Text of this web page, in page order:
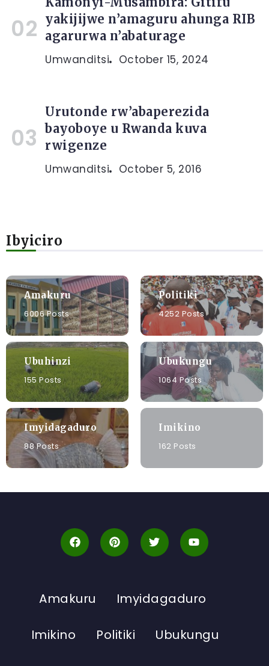
yakijijwe n’amaguru ahunga RIB
agarurwa n’abaturage
Umwanditsi October 15, 2024
Urutonde rw’abaperezida
bayoboye u Rwanda kuva
rwigenze
Umwanditsi October 5, 2016
Ibyiciro
Amakuru
6006 Posts
Politiki
4252 Posts
Ubuhinzi
155 Posts
Ubukungu
1064 Posts
Imyidagaduro
88 Posts
Imikino
162 Posts
Amakuru Imyidagaduro
Imikino Politiki Ubukungu